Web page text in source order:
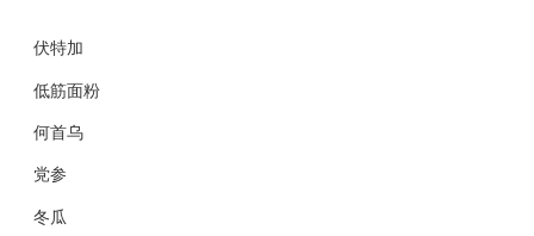
伏特加
低筋面粉
何首乌
党参
冬瓜